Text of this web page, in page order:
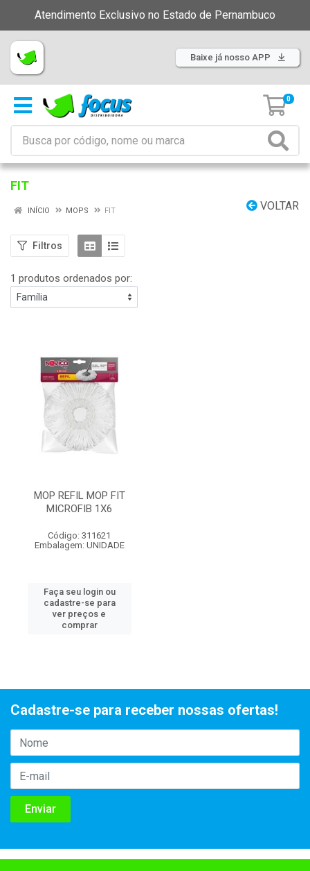
Atendimento Exclusivo no Estado de Pernambuco
Baixe já nosso APP
0
FIT
VOLTAR
INÍCIO MOPS FIT
Filtros
1 produtos ordenados por:
MOP REFIL MOP FIT
MICROFIB 1X6
Código: 311621
Embalagem: UNIDADE
Faça seu login ou
cadastre-se para
ver preços e
comprar
Cadastre-se para receber nossas ofertas!